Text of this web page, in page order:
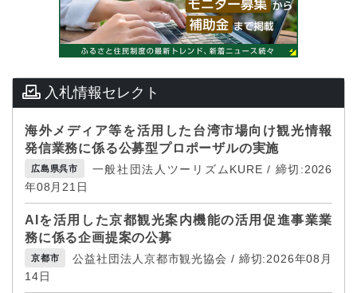
入札情報セレクト
海外メディア等を活用した台湾市場向け観光情報
発信業務に係る公募型プロポーザルの実施
広島県呉市
一般社団法人ツーリズムKURE / 締切:2026
年08月21日
AIを活用した京都観光案内機能の活用促進事業業
務に係る企画提案の公募
京都市
公益社団法人京都市観光協会 / 締切:2026年08月
14日